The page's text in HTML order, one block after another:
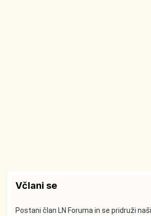
Včlani se
Postani član LN Foruma in se pridruži